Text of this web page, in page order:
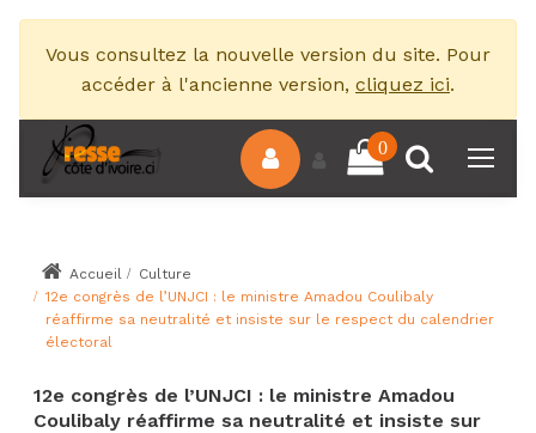
Vous consultez la nouvelle version du site. Pour
accéder à l'ancienne version, cliquez ici.
0
Accueil
Culture
12e congrès de l’UNJCI : le ministre Amadou Coulibaly
réaffirme sa neutralité et insiste sur le respect du calendrier
électoral
12e congrès de l’UNJCI : le ministre Amadou
Coulibaly réaffirme sa neutralité et insiste sur